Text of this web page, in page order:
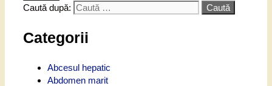
Caută după:
Categorii
Abcesul hepatic
Abdomen marit